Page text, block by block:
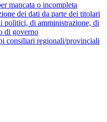
mancata o incompleta
dei dati da parte dei titolari
politici, di amministrazione, di
di governo
consiliari regionali/provinciali